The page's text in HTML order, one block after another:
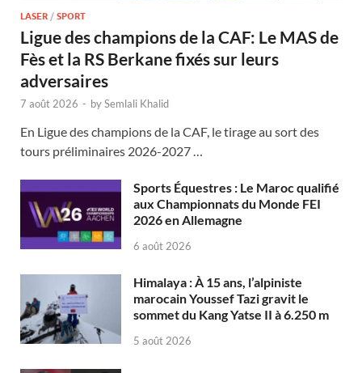
LASER / SPORT
Ligue des champions de la CAF: Le MAS de
Fès et la RS Berkane fixés sur leurs
adversaires
7 août 2026 - bySemlali Khalid
En Ligue des champions de la CAF, le tirage au sort des
tours préliminaires 2026-2027 …
Sports Équestres : Le Maroc qualifié
aux Championnats du Monde FEI
2026 en Allemagne
6 août 2026
Himalaya : À 15 ans, l’alpiniste
marocain Youssef Tazi gravit le
sommet du Kang Yatse II à 6.250 m
5 août 2026